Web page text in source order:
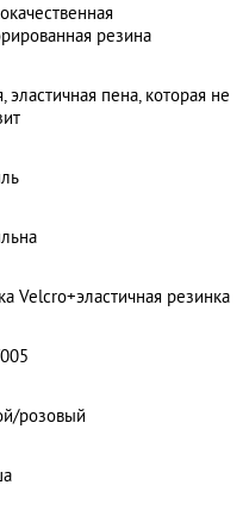
Артикул: 515Y002
Детские трекинговые
резина
эластичная пена, которая не
Velcro+эластичная резинка
розовый